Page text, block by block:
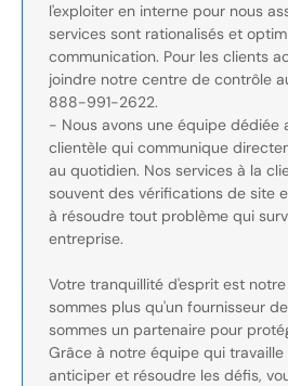
l'exploiter en interne pour nous
services sont rationalisés et
communication. Pour les clients
joindre notre centre de contrôle
888-991-2622.
- Nous avons une équipe dédiée
clientèle qui communique
au quotidien. Nos services à la
souvent des vérifications de site
à résoudre tout problème qui
entreprise.
Votre tranquillité d'esprit est
sommes plus qu'un fournisseur
sommes un partenaire pour
Grâce à notre équipe qui
anticiper et résoudre les défis,